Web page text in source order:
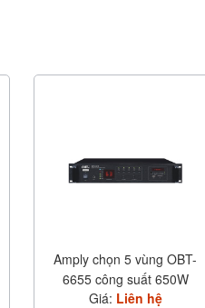
Amply chọn 5 vùng OBT-
6655 công suất 650W
Giá: Liên hệ